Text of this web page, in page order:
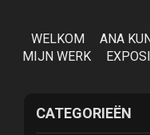
WELKOM ANA
MIJN WERK
CATEGORIEËN